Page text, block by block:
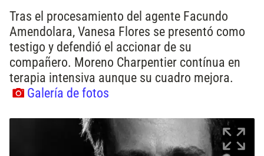
Tras el procesamiento del agente Facundo
Amendolara, Vanesa Flores se presentó como
testigo y defendió el accionar de su
compañero. Moreno Charpentier contínua en
terapia intensiva aunque su cuadro mejora.
Galería de fotos